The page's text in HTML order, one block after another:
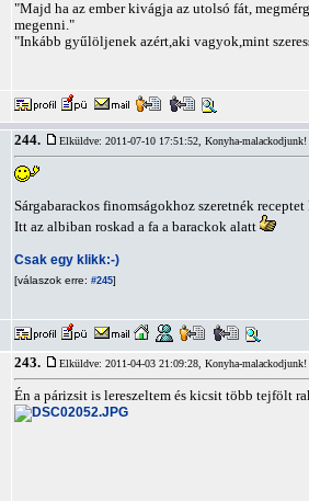
"Majd ha az ember kivágja az utolsó fát,
megenni."
"Inkább gyűlöljenek azért,aki vagyok,mint
244. Elküldve: 2011-07-10 17:51:52, Konyha-malackodjunk!
Sárgabarackos finomságokhoz szeretnék receptet
Itt az albiban roskad a fa a barackok alatt
Csak egy klikk:-)
[válaszok erre: #245]
243. Elküldve: 2011-04-03 21:09:28, Konyha-malackodjunk!
Én a párizsit is lereszeltem és kicsit több tejfölt